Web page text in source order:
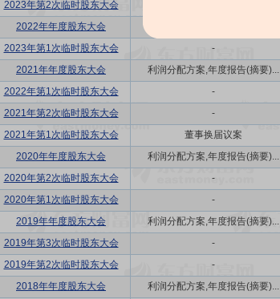
2023年第2次临时股东大会
2022年年度股东大会
2023年第1次临时股东大会
-
2021年年度股东大会
利润分配方案,年度报告(摘要)...
2022年第1次临时股东大会
-
2021年第2次临时股东大会
-
2021年第1次临时股东大会
董事换届议案
2020年年度股东大会
利润分配方案,年度报告(摘要)...
2020年第2次临时股东大会
-
2020年第1次临时股东大会
-
2019年年度股东大会
利润分配方案,年度报告(摘要)...
2019年第3次临时股东大会
-
2019年第2次临时股东大会
-
2018年年度股东大会
利润分配方案,年度报告(摘要)...